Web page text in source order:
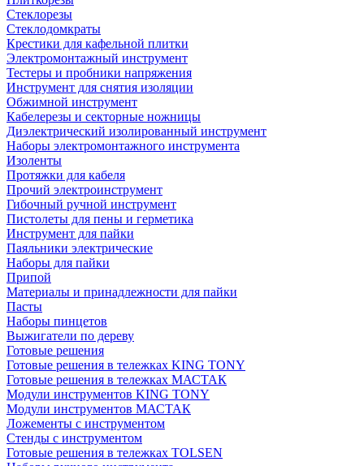
Стеклорезы
Стеклодомкраты
Крестики для кафельной плитки
Электромонтажный инструмент
Тестеры и пробники напряжения
Инструмент для снятия изоляции
Обжимной инструмент
Кабелерезы и секторные ножницы
Диэлектрический изолированный инструмент
Наборы электромонтажного инструмента
Изоленты
Протяжки для кабеля
Прочий электроинструмент
Гибочный ручной инструмент
Пистолеты для пены и герметика
Инструмент для пайки
Паяльники электрические
Наборы для пайки
Припой
Материалы и принадлежности для пайки
Пасты
Наборы пинцетов
Выжигатели по дереву
Готовые решения
Готовые решения в тележках KING TONY
Готовые решения в тележках МАСТАК
Модули инструментов KING TONY
Модули инструментов МАСТАК
Ложементы с инструментом
Стенды с инструментом
Готовые решения в тележках TOLSEN